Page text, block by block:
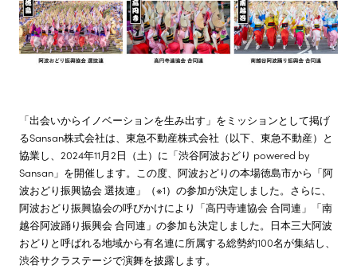
サステナビリティ
採用情報
「出会いからイノベーションを生み出す」をミッションとして掲げ
るSansan株式会社は、東急不動産株式会社（以下、東急不動産）と
協業し、2024年11月2日（土）に「渋谷阿波おどり powered by
Sansan」を開催します。この度、阿波おどりの本場徳島市から「阿
波おどり振興協会 選抜連」（※1）の参加が決定しました。さらに、
阿波おどり振興協会の呼びかけにより「高円寺連協会 合同連」「南
越谷阿波踊り振興会 合同連」の参加も決定しました。日本三大阿波
おどりと呼ばれる地域から有名連に所属する総勢約100名が集結し、
渋谷サクラステージで演舞を披露します。